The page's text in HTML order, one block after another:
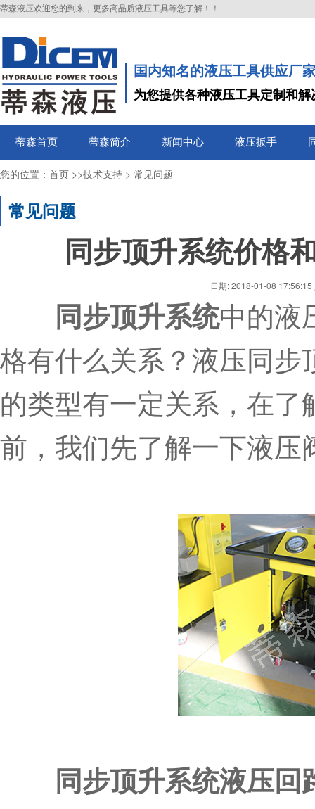
蒂森液压欢迎您的到来，更多高品质液压工具等您了解！！
国内知名的液压工具供应厂
为您提供各种液压工具定制和解
蒂森首页 蒂森简介 新闻中心 液压扳手
您的位置： 首页 >>技术支持 > 常见问题
常见问题
同步顶升系统价格
日期:2018-01-08 17:56:15
同步顶升系统中的液
格有什么关系？液压同步
的类型有一定关系，在
前，我们先了解一下液压
同步顶升系统液压